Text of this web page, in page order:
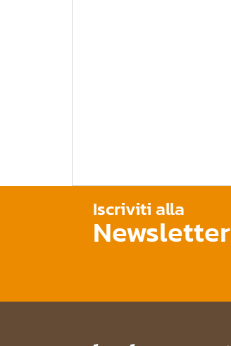
Iscriviti alla
Newsletter